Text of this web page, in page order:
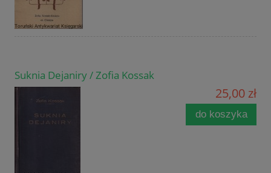
Suknia Dejaniry / Zofia Kossak
25,00 zł
do koszyka